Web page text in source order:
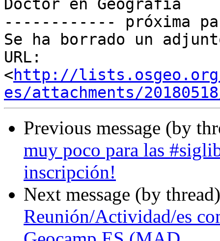
Doctor en Geografía
------------ próxima
Se ha borrado un
URL:
<http://
es/attachments/
Previous message (by
muy poco para las
inscripción!
Next message (by
Reunión/Actividad/es